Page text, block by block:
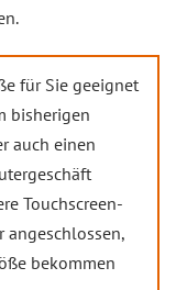
für Sie geeignet
bisherigen
auch einen
Touchscreen-
bekommen